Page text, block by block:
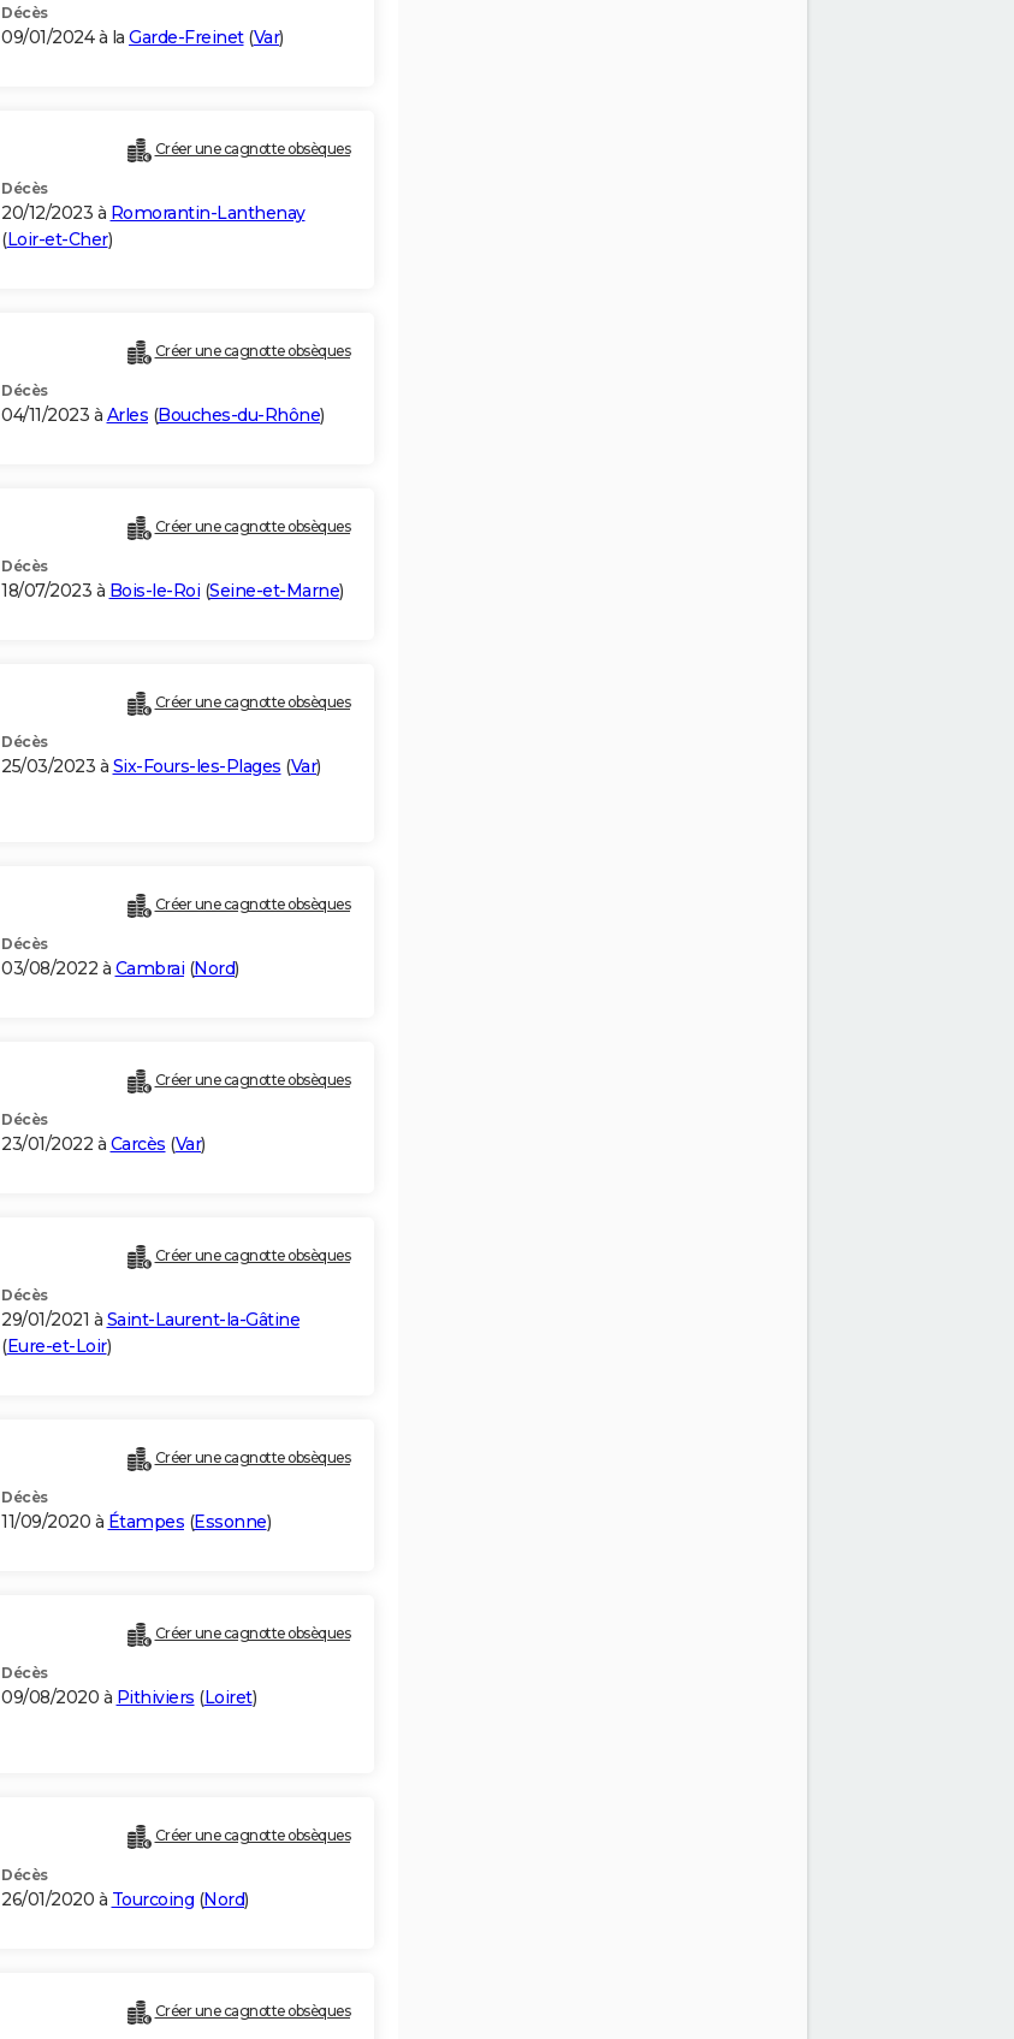
Décès
09/01/2024 à la Garde-Freinet(Var)
Créer une cagnotte obsèques
Décès
20/12/2023 à Romorantin-Lanthenay
(Loir-et-Cher)
Créer une cagnotte obsèques
Décès
04/11/2023 à Arles (Bouches-du-Rhône)
Créer une cagnotte obsèques
Décès
18/07/2023 à Bois-le-Roi (Seine-et-Marne)
Créer une cagnotte obsèques
Décès
25/03/2023 à Six-Fours-les-Plages (Var)
Créer une cagnotte obsèques
Décès
03/08/2022 à Cambrai (Nord)
Créer une cagnotte obsèques
Décès
23/01/2022 à Carcès (Var)
Créer une cagnotte obsèques
Décès
29/01/2021 à Saint-Laurent-la-Gâtine
(Eure-et-Loir)
Créer une cagnotte obsèques
Décès
11/09/2020 à Étampes (Essonne)
Créer une cagnotte obsèques
Décès
09/08/2020 à Pithiviers (Loiret)
Créer une cagnotte obsèques
Décès
26/01/2020 à Tourcoing (Nord)
Créer une cagnotte obsèques